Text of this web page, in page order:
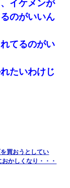
イケメンが
のがいいん
てるのがい
たいわけじ
買おうとしてい
かしくなり・・・